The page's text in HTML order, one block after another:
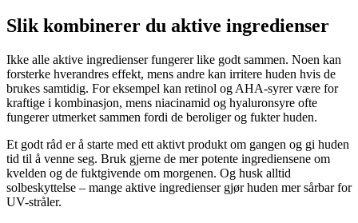
Slik kombinerer du aktive ingredienser
Ikke alle aktive ingredienser fungerer like godt sammen. Noen kan
forsterke hverandres effekt, mens andre kan irritere huden hvis de
brukes samtidig. For eksempel kan retinol og AHA-syrer være for
kraftige i kombinasjon, mens niacinamid og hyaluronsyre ofte
fungerer utmerket sammen fordi de beroliger og fukter huden.
Et godt råd er å starte med ett aktivt produkt om gangen og gi huden
tid til å venne seg. Bruk gjerne de mer potente ingrediensene om
kvelden og de fuktgivende om morgenen. Og husk alltid
solbeskyttelse – mange aktive ingredienser gjør huden mer sårbar for
UV-stråler.